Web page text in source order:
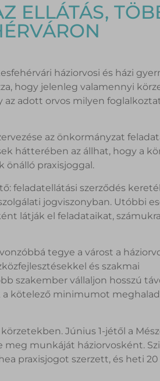
ELLÁTÁS,
háziorvosi és házi
hogy jelenleg valamennyi
adott orvos milyen
az önkormányzat
hátterében az állhat, hogy a
praxisjoggal.
feladatellátási szerződés
jogviszonyban. Utóbbi
látják el feladataikat,
tegye a várost a
és szakmai
szakember vállaljon hosszú
a kötelező minimumot
Június 1-jétől a
meg munkáját háziorvosként.
praxisjogot szerzett, és heti 20